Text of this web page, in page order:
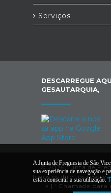
Serviços
DESCARREGUE
GESAUTARQUIA,
© 2026 Junta de
Todos os direitos
s | * Chamada para
A Junta de Freguesia de São
sua experiência de navegação e
está a consentir a sua utilização.